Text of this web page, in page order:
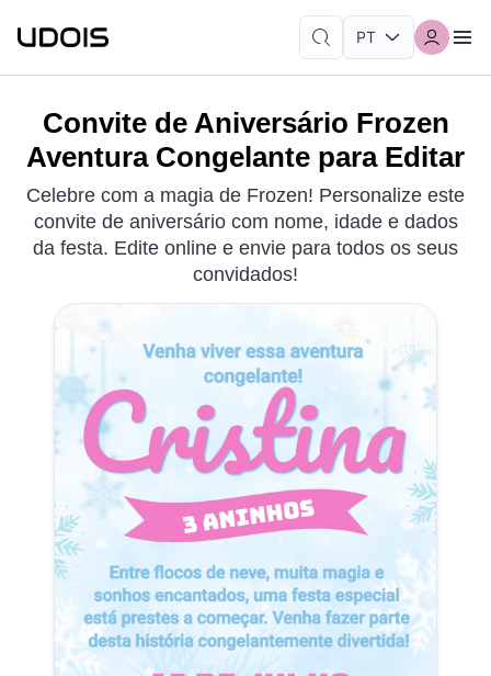
Convite de Aniversário Frozen
Aventura Congelante para Editar
Celebre com a magia de Frozen! Personalize este
convite de aniversário com nome, idade e dados
da festa. Edite online e envie para todos os seus
convidados!